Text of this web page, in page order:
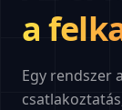
a
Egy rendszer